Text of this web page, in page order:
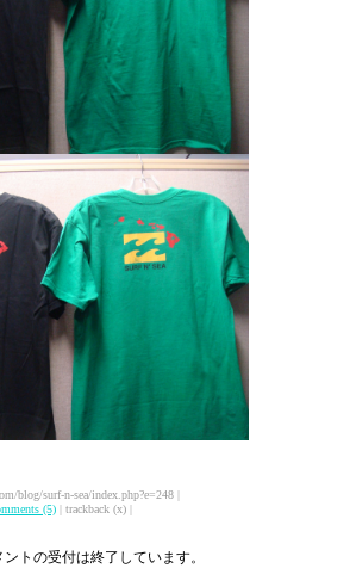
blog/surf-n-sea/index.php?e=248 |
(5) | trackback (x) |
トの受付は終了しています。